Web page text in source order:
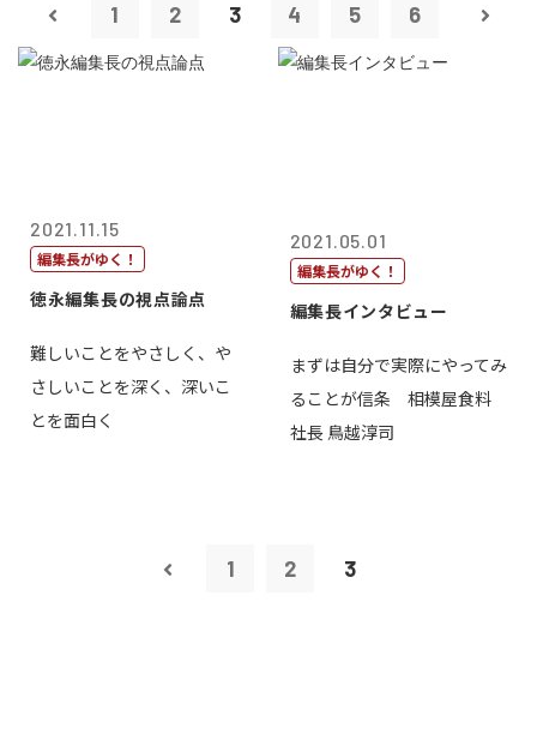
1 2 3 4 5 6
2021.11.15
編集長がゆく！
徳永編集長の視点論点
難しいことをやさしく、や
さしいことを深く、深いこ
とを面白く
2021.05.01
編集長がゆく！
編集長インタビュー
まずは自分で実際にやってみ
ることが信条 相模屋食料
社長 鳥越淳司
1 2 3